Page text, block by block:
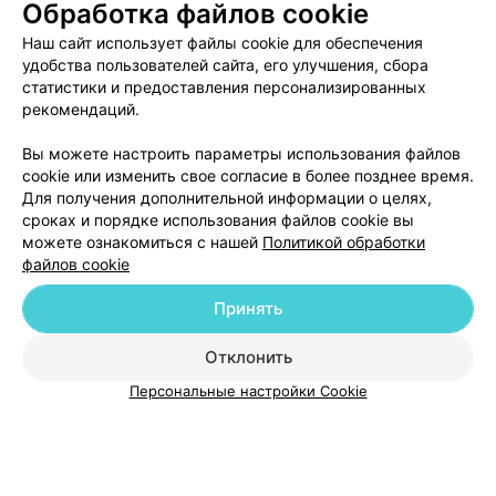
Добавить специалиста
О проекте Новости проекта
Размещение рекламы
Медицинский маркетинг
Публичный договор
Пользовательское соглашение
Способы оплаты
Обработка файлов cookie
Наш сайт использует файлы cookie для обеспечения
удобства пользователей сайта, его улучшения, сбора
статистики и предоставления персонализированных
рекомендаций.
Вы можете настроить параметры использования файлов
cookie или изменить свое согласие в более позднее время.
Для получения дополнительной информации о целях,
сроках и порядке использования файлов cookie вы
можете ознакомиться с нашей Политикой обработки
файлов cookie
Отклонить
Принять
Персональные настройки Cookie